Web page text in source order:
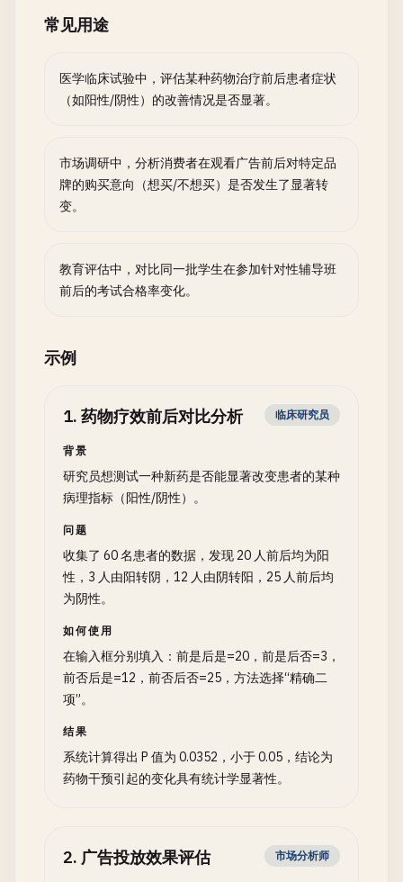
常见用途
医学临床试验中，评估某种药物治疗前后患者症状
（如阳性/阴性）的改善情况是否显著。
市场调研中，分析消费者在观看广告前后对特定品
牌的购买意向（想买/不想买）是否发生了显著转
变。
教育评估中，对比同一批学生在参加针对性辅导班
前后的考试合格率变化。
示例
1. 药物疗效前后对比分析 临床研究员
背景
研究员想测试一种新药是否能显著改变患者的某种
病理指标（阳性/阴性）。
问题
收集了 60 名患者的数据，发现 20 人前后均为阳
性，3 人由阳转阴，12 人由阴转阳，25 人前后均
为阴性。
如何使用
在输入框分别填入：前是后是=20，前是后否=3，
前否后是=12，前否后否=25，方法选择“精确二
项”。
结果
系统计算得出 P 值为 0.0352，小于 0.05，结论为
药物干预引起的变化具有统计学显著性。
2. 广告投放效果评估 市场分析师